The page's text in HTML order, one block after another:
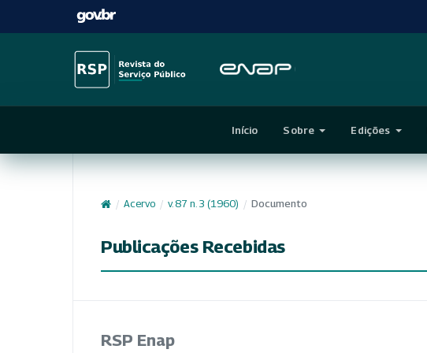
Início Sobre Edições
/ Acervo / v. 87 n. 3 (1960) / Documento
Publicações Recebidas
RSP Enap